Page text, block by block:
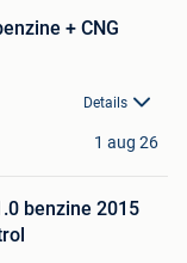
+ CNG
Details
1 aug 26
benzine 2015